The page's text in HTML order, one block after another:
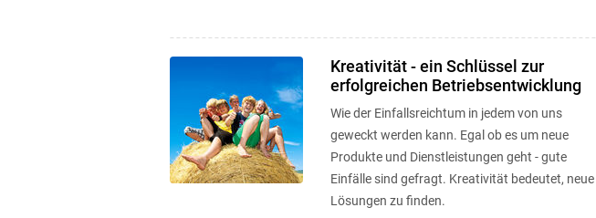
Kreativität - ein Schlüssel zur
erfolgreichen Betriebsentwicklung
Wie der Einfallsreichtum in jedem von uns
geweckt werden kann. Egal ob es um neue
Produkte und Dienstleistungen geht - gute
Einfälle sind gefragt. Kreativität bedeutet, neue
Lösungen zu finden.